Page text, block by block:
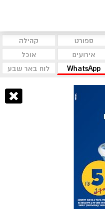
ספורט
קהילה
אירועים
אוכל
WhatsApp לוח באר שבע